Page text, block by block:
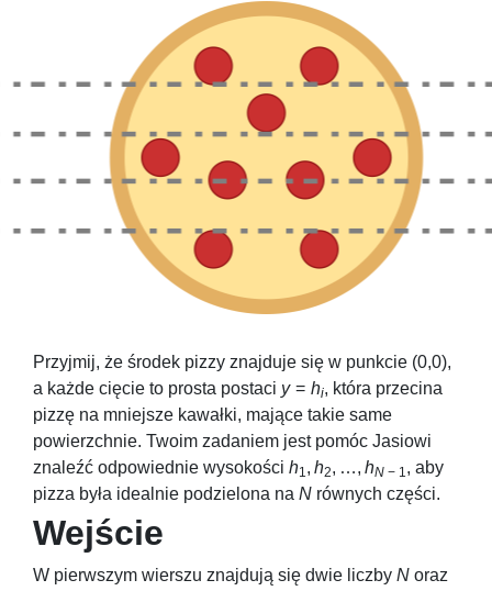
Przyjmij, że środek pizzy znajduje się w punkcie (0,0),
a każde cięcie to prosta postaci y= hi, która przecina
pizzę na mniejsze kawałki, mające takie same
powierzchnie. Twoim zadaniem jest pomóc Jasiowi
znaleźć odpowiednie wysokości h1, h2, …, hN − 1, aby
pizza była idealnie podzielona na N równych części.
Wejście
W pierwszym wierszu znajdują się dwie liczby N oraz